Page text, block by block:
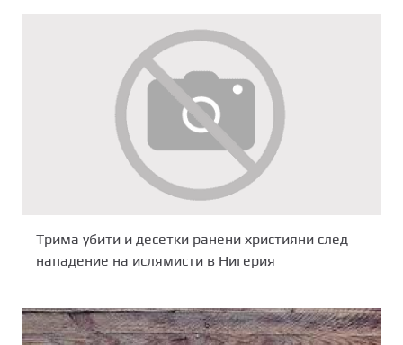
Трима убити и десетки ранени християни след
нападение на ислямисти в Нигерия